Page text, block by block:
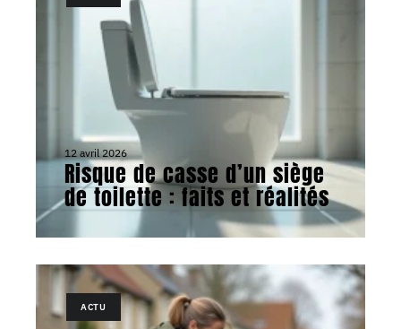
12 avril 2026
Risque de casse d’un siège
de toilette : faits et réalités
ACTU